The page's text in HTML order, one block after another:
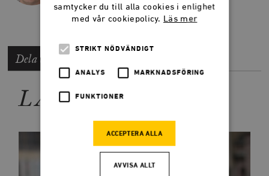
Dela artikeln
LÄS MER
samtycker du till alla cookies i enlighet
med vår cookiepolicy. Läs mer
STRIKT NÖDVÄNDIGT
ANALYS MARKNADSFÖRING
FUNKTIONER
ACCEPTERA ALLA
AVVISA ALLT